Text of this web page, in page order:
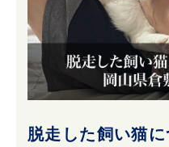
脱走した飼い猫に